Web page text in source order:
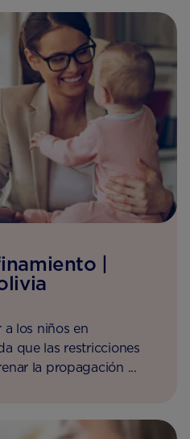
|
los niños en
que las restricciones
la propagación ...